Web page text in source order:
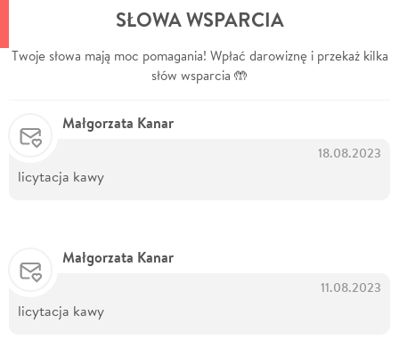
SŁOWA WSPARCIA
Twoje słowa mają moc pomagania! Wpłać darowiznę i przekaż kilka
słów wsparcia 🤲
Małgorzata Kanar
18.08.2023
licytacja kawy
Małgorzata Kanar
11.08.2023
licytacja kawy